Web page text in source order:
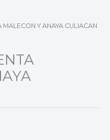
MALECON Y ANAYA CULIACAN